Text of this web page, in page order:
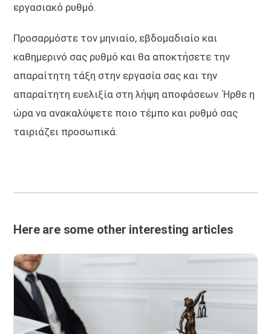
εργασιακό ρυθμό.
Προσαρμόστε τον μηνιαίο, εβδομαδιαίο και
καθημερινό σας ρυθμό και θα αποκτήσετε την
απαραίτητη τάξη στην εργασία σας και την
απαραίτητη ευελιξία στη λήψη αποφάσεων. Ήρθε η
ώρα να ανακαλύψετε ποιο τέμπο και ρυθμό σας
ταιριάζει προσωπικά.
Here are some other interesting articles